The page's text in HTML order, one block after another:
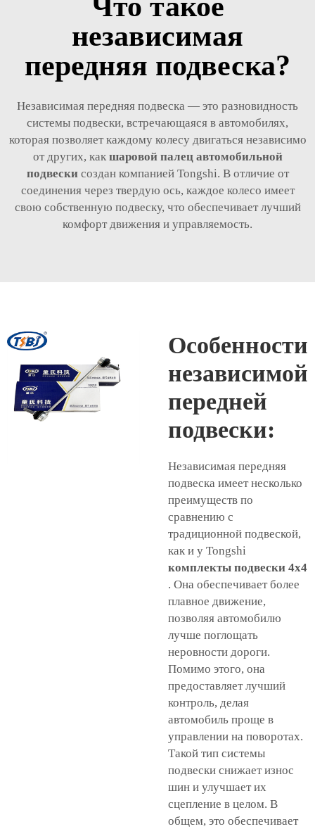
Что такое
независимая
передняя подвеска?
Независимая передняя подвеска — это разновидность
системы подвески, встречающаяся в автомобилях,
которая позволяет каждому колесу двигаться независимо
от других, как шаровой палец автомобильной
подвески создан компанией Tongshi. В отличие от
соединения через твердую ось, каждое колесо имеет
свою собственную подвеску, что обеспечивает лучший
комфорт движения и управляемость.
Особенности
независимой
передней
подвески:
Независимая передняя
подвеска имеет несколько
преимуществ по
сравнению с
традиционной подвеской,
как и у Tongshi
комплекты подвески 4x4
. Она обеспечивает более
плавное движение,
позволяя автомобилю
лучше поглощать
неровности дороги.
Помимо этого, она
предоставляет лучший
контроль, делая
автомобиль проще в
управлении на поворотах.
Такой тип системы
подвески снижает износ
шин и улучшает их
сцепление в целом. В
общем, это обеспечивает